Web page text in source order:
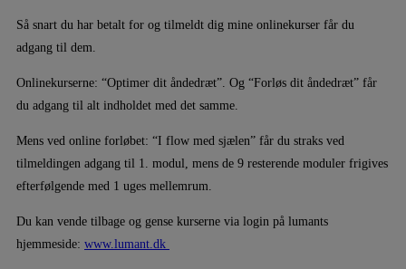
Så snart du har betalt for og tilmeldt dig mine onlinekurser får du
adgang til dem.
Onlinekurserne: “Optimer dit åndedræt”. Og “Forløs dit åndedræt” får
du adgang til alt indholdet med det samme.
Mens ved online forløbet: “I flow med sjælen” får du straks ved
tilmeldingen adgang til 1. modul, mens de 9 resterende moduler frigives
efterfølgende med 1 uges mellemrum.
Du kan vende tilbage og gense kurserne via login på lumants
hjemmeside: www.lumant.dk